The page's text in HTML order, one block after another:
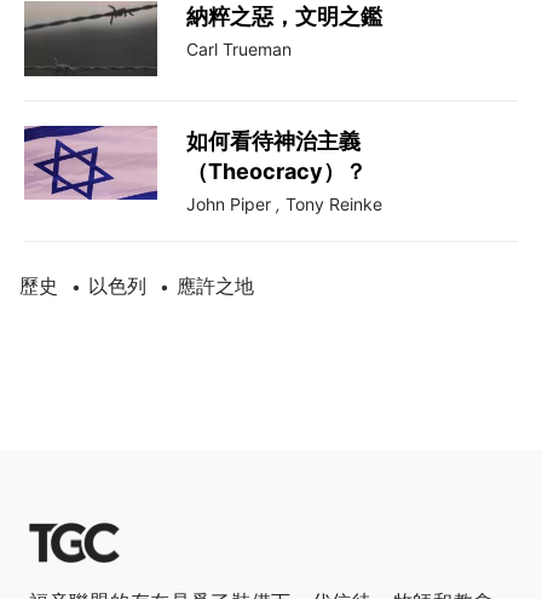
納粹之惡，文明之鑑
Carl Trueman
如何看待神治主義
（Theocracy）？
John Piper , Tony Reinke
歷史 • 以色列 • 應許之地